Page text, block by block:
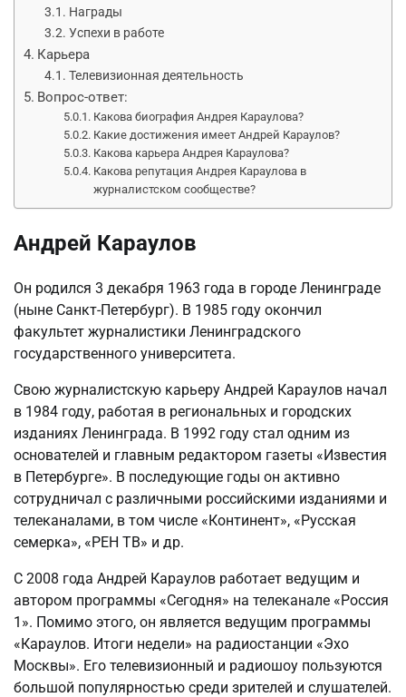
Награды
Успехи в работе
Карьера
Телевизионная деятельность
Вопрос-ответ:
Какова биография Андрея Караулова?
Какие достижения имеет Андрей Караулов?
Какова карьера Андрея Караулова?
Какова репутация Андрея Караулова в
журналистском сообществе?
Андрей Караулов
Он родился 3 декабря 1963 года в городе Ленинграде
(ныне Санкт-Петербург). В 1985 году окончил
факультет журналистики Ленинградского
государственного университета.
Свою журналистскую карьеру Андрей Караулов начал
в 1984 году, работая в региональных и городских
изданиях Ленинграда. В 1992 году стал одним из
основателей и главным редактором газеты «Известия
в Петербурге». В последующие годы он активно
сотрудничал с различными российскими изданиями и
телеканалами, в том числе «Континент», «Русская
семерка», «РЕН ТВ» и др.
С 2008 года Андрей Караулов работает ведущим и
автором программы «Сегодня» на телеканале «Россия
1». Помимо этого, он является ведущим программы
«Караулов. Итоги недели» на радиостанции «Эхо
Москвы». Его телевизионный и радиошоу пользуются
большой популярностью среди зрителей и слушателей.